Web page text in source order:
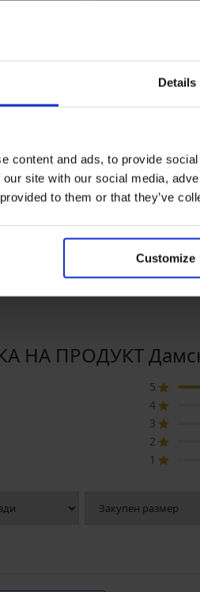
Details
content and ads, to provide
site with our social media,
to them or that they’ve
Customize
блуза
Разпродажба
Отстъпка -70%
Дамски топ Pieces
НА ПРОДУКТ
5
4
3
2
1